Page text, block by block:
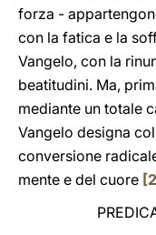
forza -
con la fatica e la
Vangelo, con la
beatitudini. Ma,
mediante un totale
Vangelo designa
conversione
mente e del cuore